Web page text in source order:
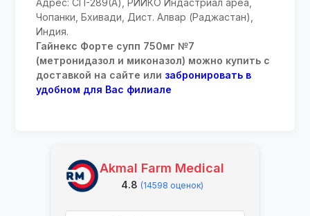
Чопанки, Бхивади, Дист. Алвар (Раджастан),
Индия.
Гайнекс Форте супп 750мг №7
(метронидазол и миконазол) можно купить с
доставкой на сайте или забронировать в
удобном для Вас филиале
Akmal Farm Medical
4.8 (14598 оценок)